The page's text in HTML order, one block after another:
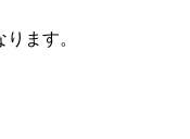
ます。